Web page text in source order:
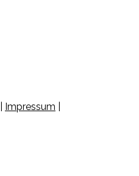
Impressum